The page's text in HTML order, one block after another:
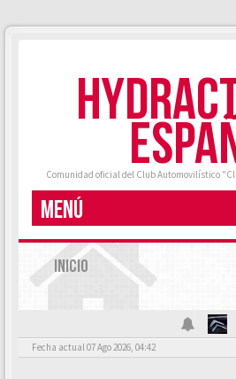
Comunidad oficial del Club Automovilístico
MENÚ
INICIO
Fecha actual 07 Ago 2026, 04:42